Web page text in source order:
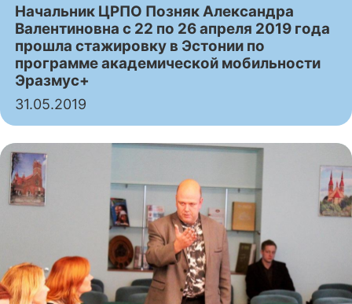
Начальник ЦРПО Позняк Александра
Валентиновна с 22 по 26 апреля 2019 года
прошла стажировку в Эстонии по
программе академической мобильности
Эразмус+
31.05.2019